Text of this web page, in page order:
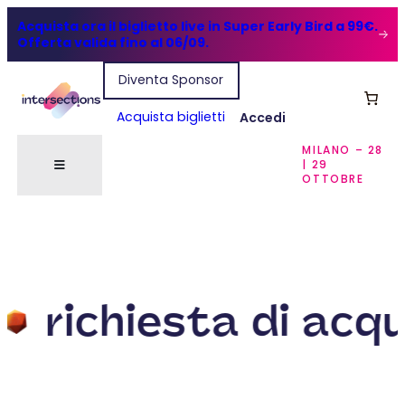
Acquista ora il biglietto live in Super Early Bird a 99€.
Offerta valida fino al 06/09.
Diventa Sponsor
Acquista biglietti Accedi
MILANO – 28
| 29
OTTOBRE
richiesta di